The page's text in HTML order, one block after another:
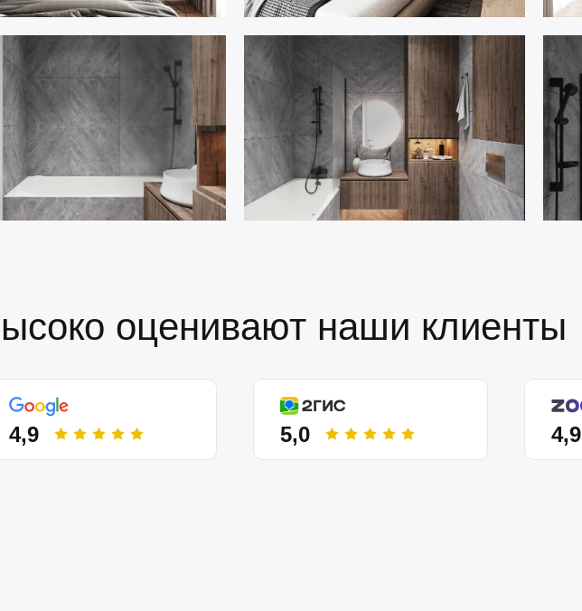
оценивают наши клиенты
4,9 5,0 4,9